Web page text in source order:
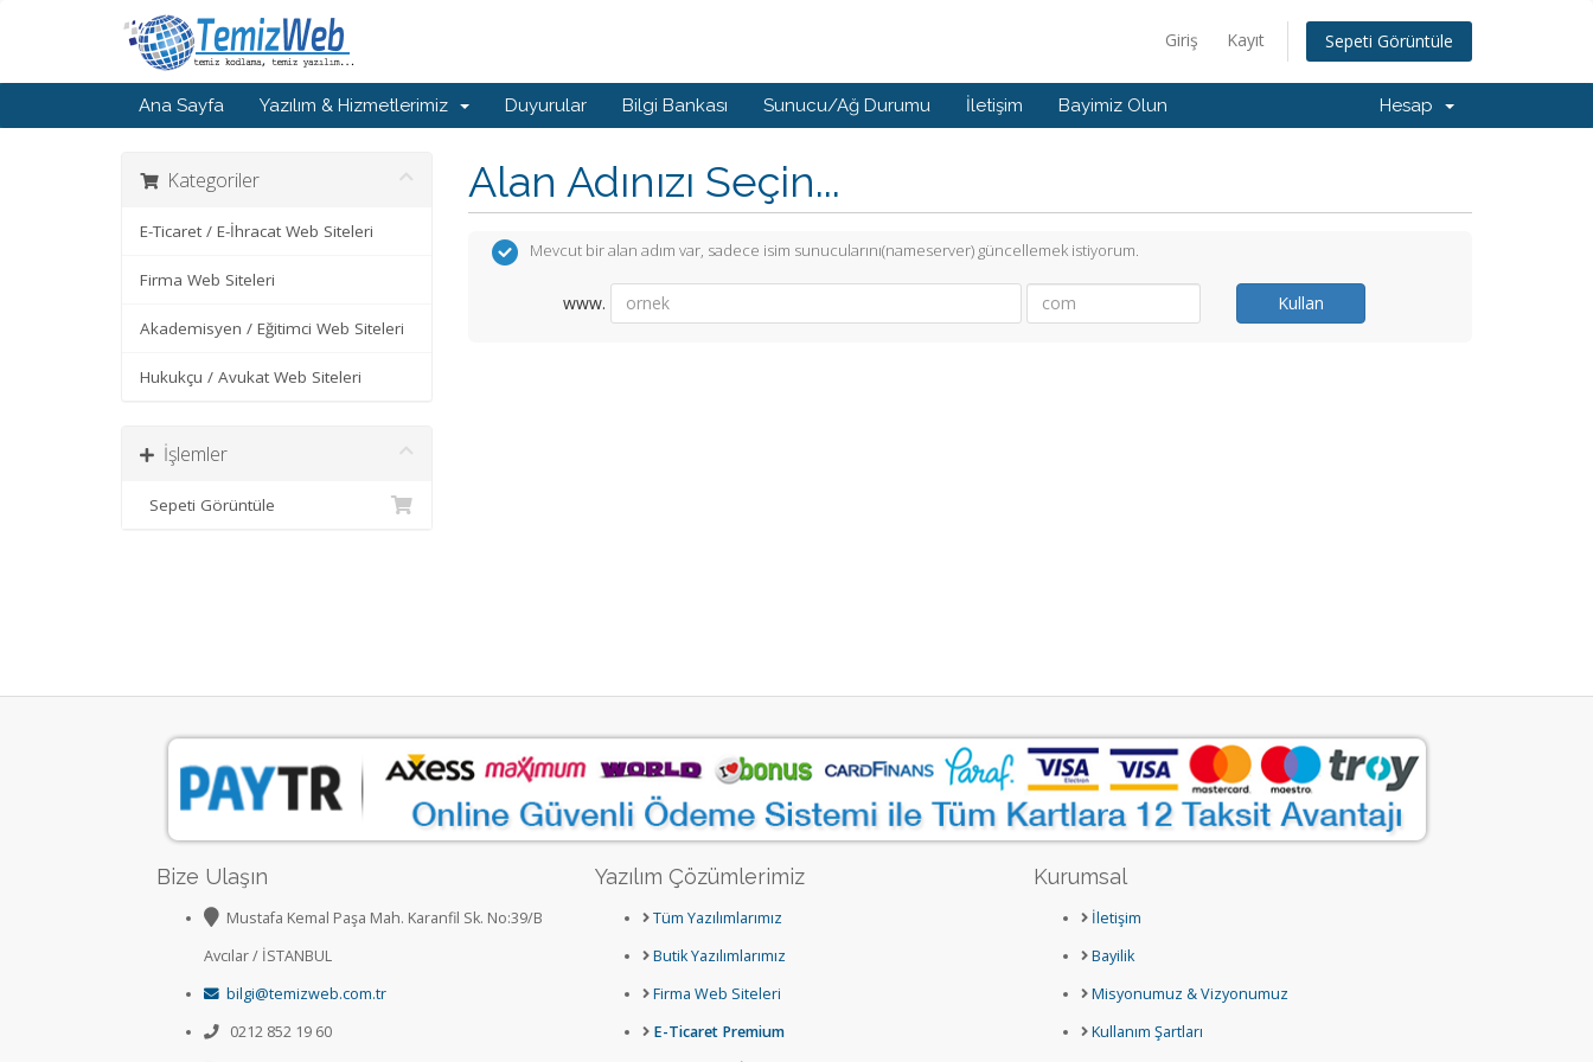
Giriş Kayıt Sepeti Görüntüle
Ana Sayfa Yazılım & Hizmetlerimiz Duyurular Bilgi Bankası Sunucu/Ağ Durumu İletişim Bayimiz Olun Hesap
Kategoriler
E-Ticaret / E-İhracat Web Siteleri
Firma Web Siteleri
Akademisyen / Eğitimci Web Siteleri
Hukukçu / Avukat Web Siteleri
İşlemler
Sepeti Görüntüle
Alan Adınızı Seçin...
Mevcut bir alan adım var, sadece isim sunucularını(nameserver) güncellemek istiyorum.
www. Kullan
Bize Ulaşın
Mustafa Kemal Paşa Mah. Karanfil Sk. No:39/B
Avcılar / İSTANBUL
bilgi@temizweb.com.tr
0212 852 19 60
Yazılım Çözümlerimiz
Tüm Yazılımlarımız
Butik Yazılımlarımız
Firma Web Siteleri
E-Ticaret Premium
Kurumsal
İletişim
Bayilik
Misyonumuz & Vizyonumuz
Kullanım Şartları